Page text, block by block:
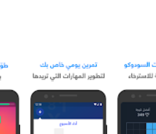
cognitivi. Sholah comprende
e confrontalo con gli altri